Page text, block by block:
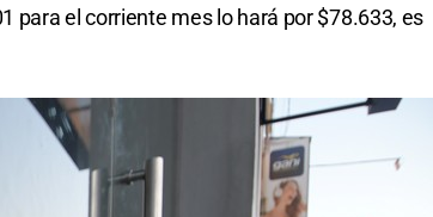
para el corriente mes lo hará por $78.633, es